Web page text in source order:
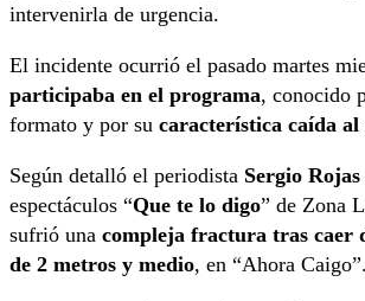
intervenirla de urgencia.
El incidente ocurrió el pasado martes
participaba en el programa, conocido
formato y por su característica caída al
Según detalló el periodista Sergio Rojas
espectáculos “Que te lo digo” de Zona
sufrió una compleja fractura tras caer
de 2 metros y medio, en “Ahora Caigo”.